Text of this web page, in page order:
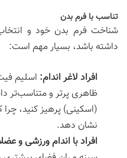
تناسب با فرم بدن
شناخت فرم بدن خود و
داشته باشد، بسیار مهم است:
افراد لاغر اندام: اسلیم
ظاهری پرتر و متناسب‌تر
(اسکینی) پرهیز کنید،
نشان دهد.
افراد با اندام ورزشی و